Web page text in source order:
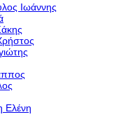
Ιωάννης
Ελένη